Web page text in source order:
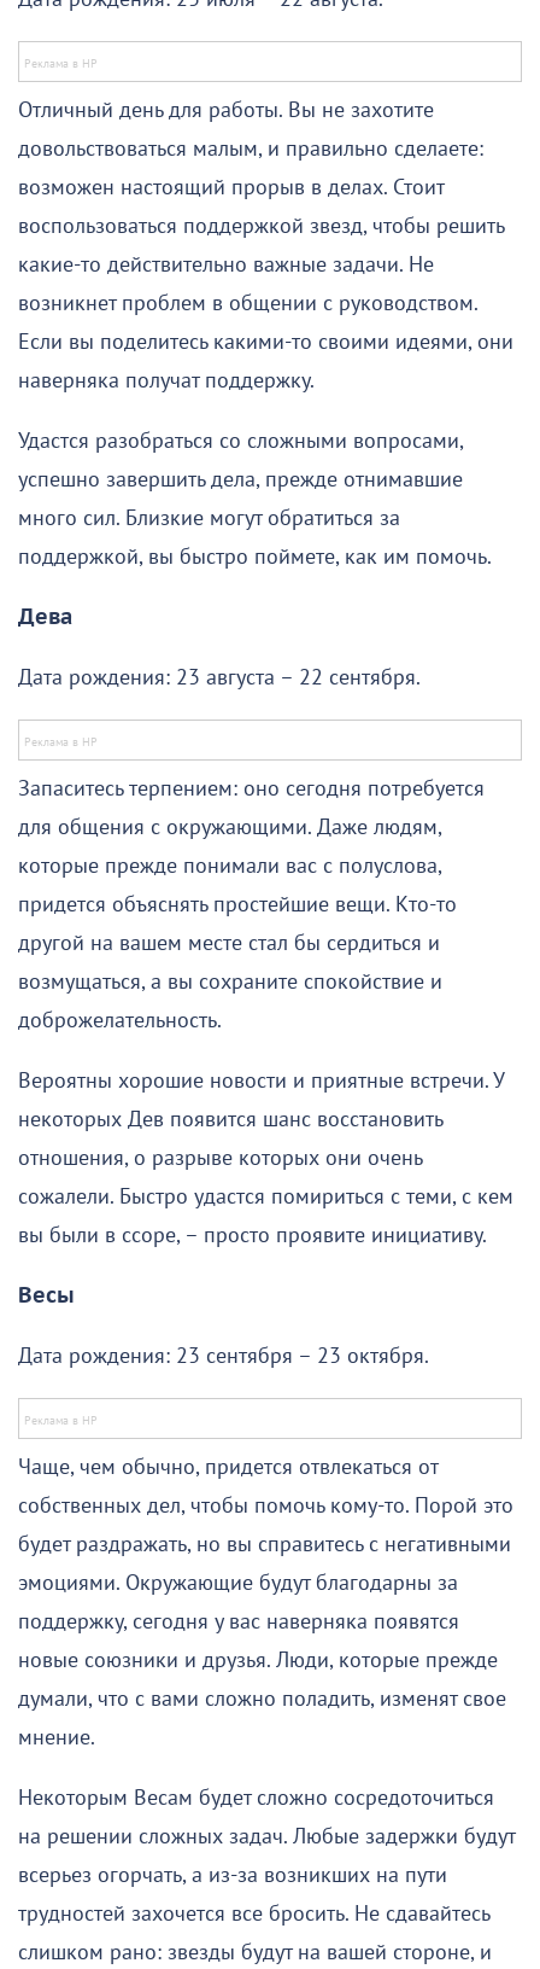
Отличный день для работы. Вы не захотите
довольствоваться малым, и правильно сделаете:
возможен настоящий прорыв в делах. Стоит
воспользоваться поддержкой звезд, чтобы решить
какие-то действительно важные задачи. Не
возникнет проблем в общении с руководством.
Если вы поделитесь какими-то своими идеями, они
наверняка получат поддержку.
Удастся разобраться со сложными вопросами,
успешно завершить дела, прежде отнимавшие
много сил. Близкие могут обратиться за
поддержкой, вы быстро поймете, как им помочь.
Дева
Дата рождения: 23 августа – 22 сентября.
Запаситесь терпением: оно сегодня потребуется
для общения с окружающими. Даже людям,
которые прежде понимали вас с полуслова,
придется объяснять простейшие вещи. Кто-то
другой на вашем месте стал бы сердиться и
возмущаться, а вы сохраните спокойствие и
доброжелательность.
Вероятны хорошие новости и приятные встречи. У
некоторых Дев появится шанс восстановить
отношения, о разрыве которых они очень
сожалели. Быстро удастся помириться с теми, с кем
вы были в ссоре, – просто проявите инициативу.
Весы
Дата рождения: 23 сентября – 23 октября.
Чаще, чем обычно, придется отвлекаться от
собственных дел, чтобы помочь кому-то. Порой это
будет раздражать, но вы справитесь с негативными
эмоциями. Окружающие будут благодарны за
поддержку, сегодня у вас наверняка появятся
новые союзники и друзья. Люди, которые прежде
думали, что с вами сложно поладить, изменят свое
мнение.
Некоторым Весам будет сложно сосредоточиться
на решении сложных задач. Любые задержки будут
всерьез огорчать, а из-за возникших на пути
трудностей захочется все бросить. Не сдавайтесь
слишком рано: звезды будут на вашей стороне, и